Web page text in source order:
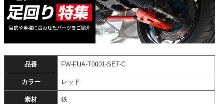
品番 FW-FUA-T0001-SET-C
カラー レッド
素材 鉄